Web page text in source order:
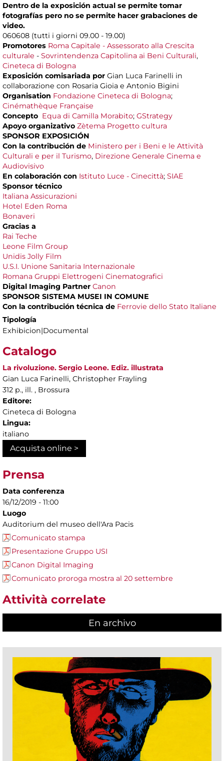
Dentro de la exposición actual se permite tomar
fotografías pero no se permite hacer grabaciones de
video.
060608 (tutti i giorni 09.00 - 19.00)
Promotores Roma Capitale - Assessorato alla Crescita
culturale - Sovrintendenza Capitolina ai Beni Culturali,
Cineteca di Bologna
Exposición comisariada por Gian Luca Farinelli in
collaborazione con Rosaria Gioia e Antonio Bigini
Organisation Fondazione Cineteca di Bologna;
Cinémathèque Française
Concepto Equa di Camilla Morabito; GStrategy
Apoyo organizativo Zètema Progetto cultura
SPONSOR EXPOSICIÓN
Con la contribución de Ministero per i Beni e le Attività
Culturali e per il Turismo, Direzione Generale Cinema e
Audiovisivo
En colaboración con Istituto Luce - Cinecittà; SIAE
Sponsor técnico
Italiana Assicurazioni
Hotel Eden Roma
Bonaveri
Gracias a
Rai Teche
Leone Film Group
Unidis Jolly Film
U.S.I. Unione Sanitaria Internazionale
Romana Gruppi Elettrogeni Cinematografici
Digital Imaging Partner Canon
SPONSOR SISTEMA MUSEI IN COMUNE
Con la contribución técnica de Ferrovie dello Stato Italiane
Tipología
Exhibicion|Documental
Catalogo
La rivoluzione. Sergio Leone. Ediz. illustrata
Gian Luca Farinelli, Christopher Frayling
312 p., ill. , Brossura
Editore:
Cineteca di Bologna
Lingua:
italiano
Acquista online >
Prensa
Data conferenza
16/12/2019 - 11:00
Luogo
Auditorium del museo dell'Ara Pacis
Comunicato stampa
Presentazione Gruppo USI
Canon Digital Imaging
Comunicato proroga mostra al 20 settembre
Attività correlate
En archivo